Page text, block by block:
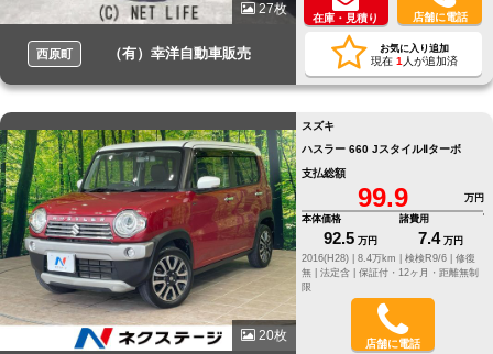
27枚
西原町 （有）幸洋自動車販売
在庫・見積り 店舗に電話
お気に入り追加
現在 1 人が追加済
20枚
スズキ
ハスラー 660 JスタイルⅡターボ
支払総額
99.9
万円
本体価格
92.5 万円
諸費用
7.4 万円
2016(H28) |
8.4万km | 検検R9/6 | 修復
無 | 法定含 | 保証付・12ヶ月・距離無制
限
店舗に電話